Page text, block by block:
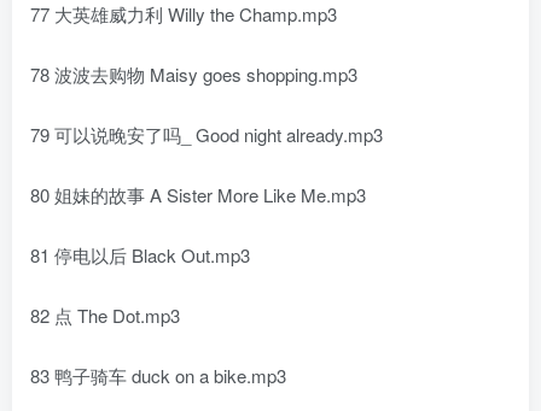
77 大英雄威力利 Willy the Champ.mp3
78 波波去购物 Maisy goes shopping.mp3
79 可以说晚安了吗_ Good night already.mp3
80 姐妹的故事 A Sister More Like Me.mp3
81 停电以后 Black Out.mp3
82 点 The Dot.mp3
83 鸭子骑车 duck on a bike.mp3